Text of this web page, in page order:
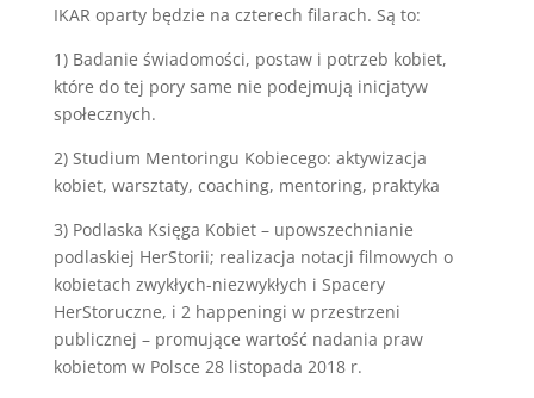
IKAR oparty będzie na czterech filarach. Są to:
1) Badanie świadomości, postaw i potrzeb kobiet,
które do tej pory same nie podejmują inicjatyw
społecznych.
2) Studium Mentoringu Kobiecego: aktywizacja
kobiet, warsztaty, coaching, mentoring, praktyka
3) Podlaska Księga Kobiet – upowszechnianie
podlaskiej HerStorii; realizacja notacji filmowych o
kobietach zwykłych-niezwykłych i Spacery
HerStoruczne, i 2 happeningi w przestrzeni
publicznej – promujące wartość nadania praw
kobietom w Polsce 28 listopada 2018 r.